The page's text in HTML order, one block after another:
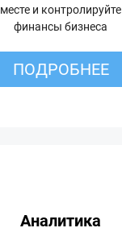
месте и контролируйте
финансы бизнеса
ПОДРОБНЕЕ
Аналитика